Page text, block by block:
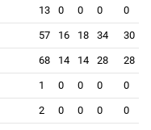
13 0 0 0 0
57 16 18 34 30
68 14 14 28 28
1 0 0 0 0
2 0 0 0 0